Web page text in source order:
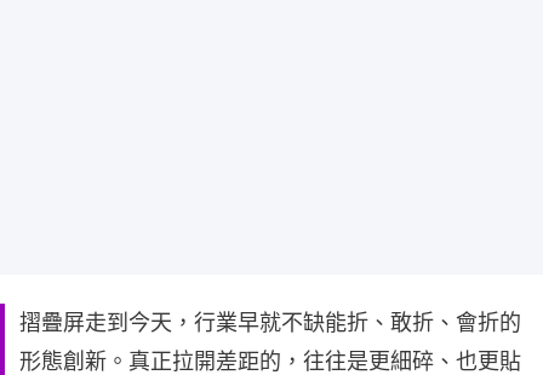
摺疊屏走到今天，行業早就不缺能折、敢折、會折的
形態創新。真正拉開差距的，往往是更細碎、也更貼